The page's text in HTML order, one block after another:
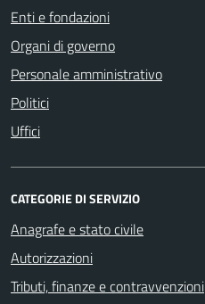
Enti e fondazioni
Organi di governo
Personale amministrativo
Politici
Uffici
CATEGORIE DI SERVIZIO
Anagrafe e stato civile
Autorizzazioni
Tributi, finanze e contravvenzioni